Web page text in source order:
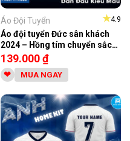
★4.9
Áo Đội Tuyển
Áo đội tuyển Đức sân khách
2024 – Hồng tím chuyển sắc
thời trang và đẳng cấp
139.000₫
MUA NGAY